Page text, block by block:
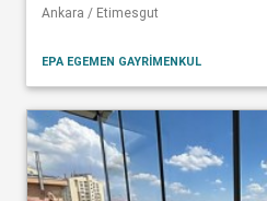
Ankara / Etimesgut
EPA EGEMEN GAYRİMENKUL